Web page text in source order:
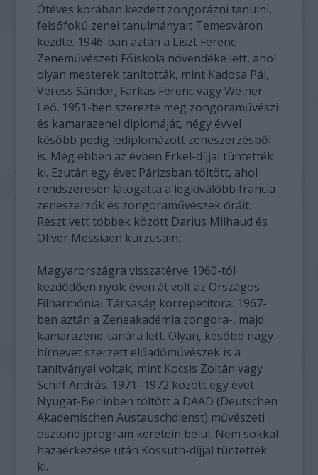
Ötéves korában kezdett zongorázni tanulni,
felsőfokú zenei tanulmányait Temesváron
kezdte. 1946-ban aztán a Liszt Ferenc
Zeneművészeti Főiskola növendéke lett, ahol
olyan mesterek tanították, mint Kadosa Pál,
Veress Sándor, Farkas Ferenc vagy Weiner
Leó. 1951-ben szerezte meg zongoraművészi
és kamarazenei diplomáját, négy évvel
később pedig lediplomázott zeneszerzésből
is. Még ebben az évben Erkel-díjjal tüntették
ki. Ezután egy évet Párizsban töltött, ahol
rendszeresen látogatta a legkiválóbb francia
zeneszerzők és zongoraművészek óráit.
Részt vett többek között Darius Milhaud és
Oliver Messiaen kurzusain.
Magyarországra visszatérve 1960-tól
kezdődően nyolc éven át volt az Országos
Filharmóniai Társaság korrepetitora. 1967-
ben aztán a Zeneakadémia zongora-, majd
kamarazene-tanára lett. Olyan, később nagy
hírnevet szerzett előadóművészek is a
tanítványai voltak, mint Kocsis Zoltán vagy
Schiff András. 1971–1972 között egy évet
Nyugat-Berlinben töltött a DAAD (Deutschen
Akademischen Austauschdienst) művészeti
ösztöndíjprogram keretein belül. Nem sokkal
hazaérkezése után Kossuth-díjjal tüntették
ki.